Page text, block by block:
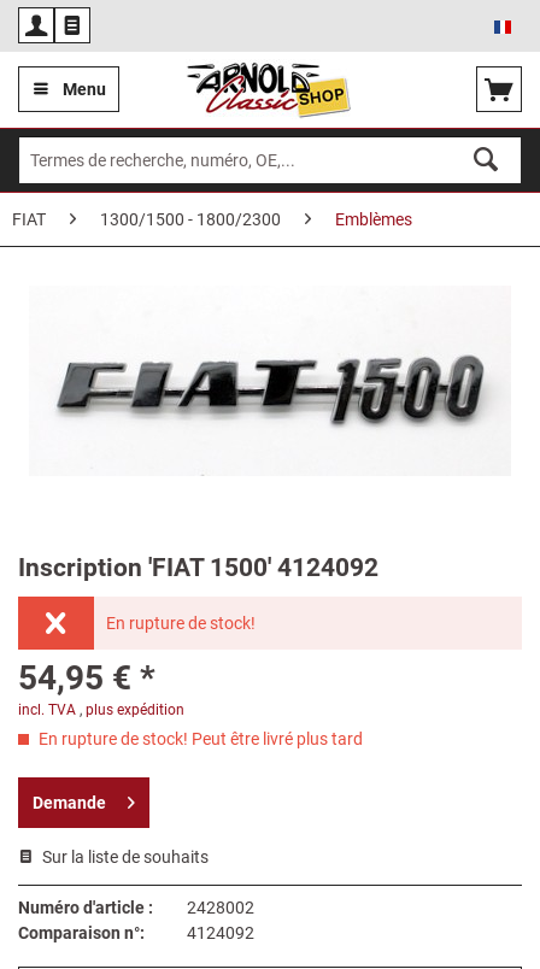
Menu
FIAT 1300/1500 - 1800/2300 Emblèmes
Inscription 'FIAT 1500' 4124092
En rupture de stock!
54,95 € *
incl. TVA , plus expédition
En rupture de stock! Peut être livré plus tard
Demande
Sur la liste de souhaits
Numéro d'article :
2428002
Comparaison n°:
4124092